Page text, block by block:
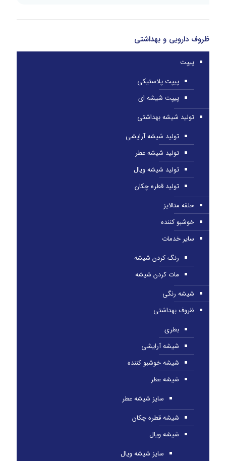
ظروف دارویی و بهداشتی
پیپت
پیپت پلاستیکی
پیپت شیشه ای
تولید شیشه بهداشتی
تولید شیشه آرایشی
تولید شیشه عطر
تولید شیشه ویال
تولید قطره چکان
حلقه متالایز
خوشبو کننده
سایر خدمات
رنگ کردن شیشه
مات کردن شیشه
شیشه رنگی
ظروف بهداشتی
بطری
شیشه آرایشی
شیشه خوشبو کننده
شیشه عطر
سایز شیشه عطر
شیشه قطره چکان
شیشه ویال
سایز شیشه ویال